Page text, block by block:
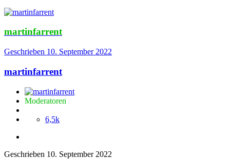
martinfarrent
Geschrieben 10. September 2022
martinfarrent
Moderatoren
6,5k
Geschrieben 10. September 2022